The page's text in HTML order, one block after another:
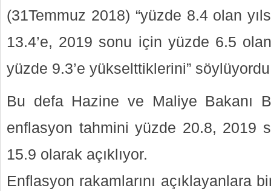
(31Temmuz 2018) “yüzde 8.4 olan
13.4’e, 2019 sonu için yüzde 6.5
yüzde 9.3’e yükselttiklerini”
Bu defa Hazine ve Maliye Bakanı
enflasyon tahmini yüzde 20.8, 2019
15.9 olarak açıklıyor.
Enflasyon rakamlarını açıklayanlara